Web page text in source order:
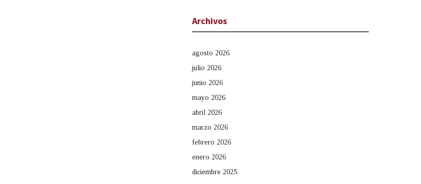
Archivos
agosto 2026
julio 2026
junio 2026
mayo 2026
abril 2026
marzo 2026
febrero 2026
enero 2026
diciembre 2025